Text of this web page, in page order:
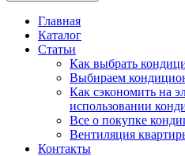
Главная
Каталог
Статьи
Как выбрать
Выбираем
Как сэкономить на
использовании
Все о покупке
Вентиляция
Контакты